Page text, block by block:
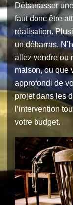
Débarrasser
faut donc être
réalisation.
un débarras.
allez vendre ou
maison, ou que
approfondi de
projet dans les
l’intervention
votre budget.